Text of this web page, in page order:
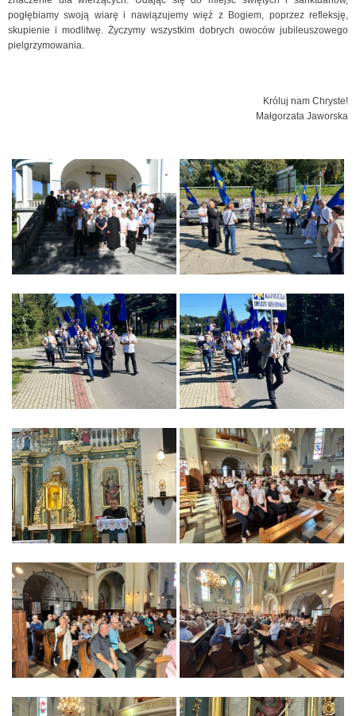
pogłębiamy swoją wiarę i nawiązujemy więź z Bogiem, poprzez refleksję,
skupienie i modlitwę. Życzymy wszystkim dobrych owoców jubileuszowego
pielgrzymowania.
Króluj nam Chryste!
Małgorzata Jaworska